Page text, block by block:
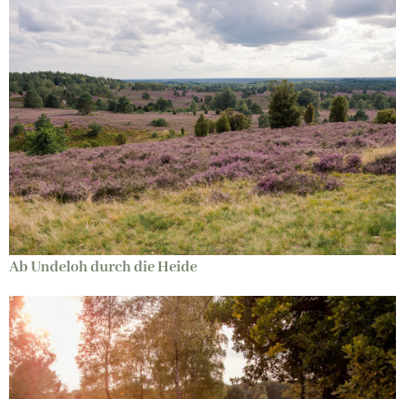
Ab Undeloh durch die Heide